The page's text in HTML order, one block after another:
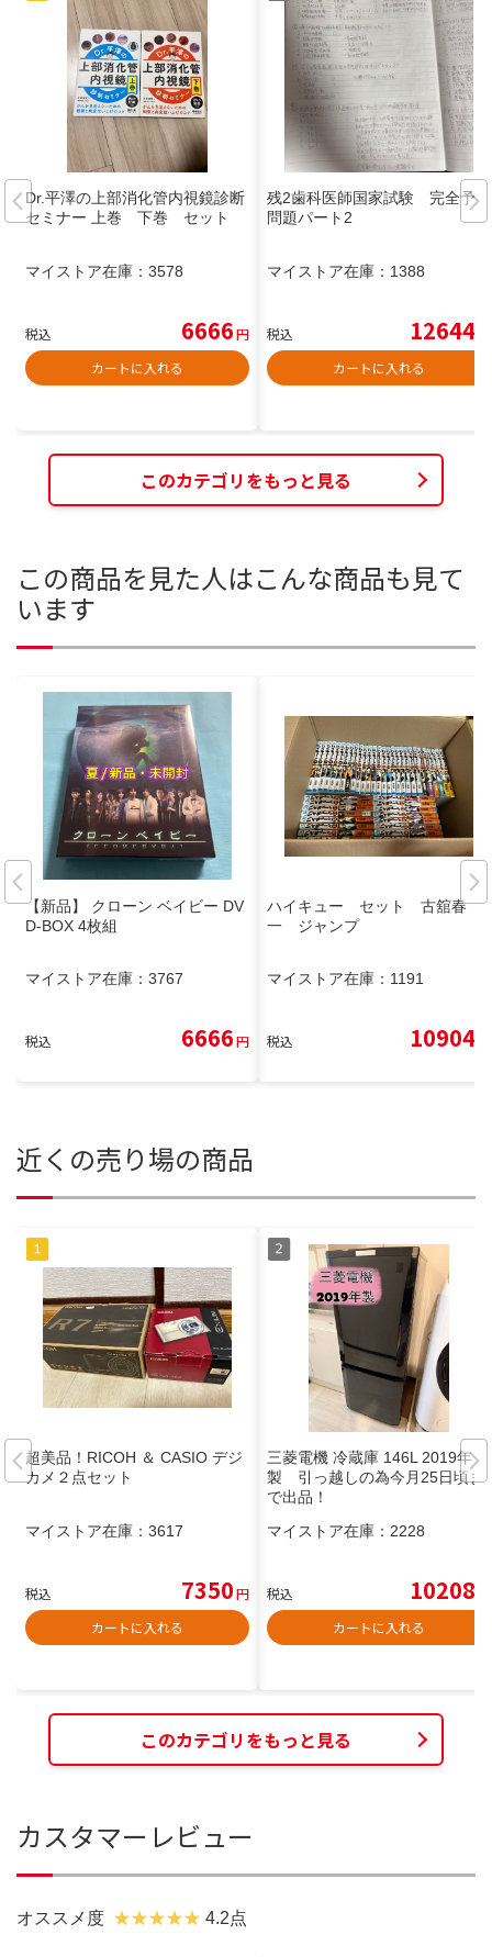
Dr.平澤の上部消化管内視鏡診断
セミナー 上巻 下巻 セット
マイストア在庫： 3578
税込 6666円
カートに入れる
残2歯科医師国家試験 完全予想
問題パート2
マイストア在庫： 1388
税込 12644
カートに入れる
このカテゴリをもっと見る
この商品を見た人はこんな商品も見て
います
【新品】 クローン ベイビー DV
D-BOX 4枚組
マイストア在庫： 3767
税込 6666円
ハイキュー セット 古舘春
一 ジャンプ
マイストア在庫： 1191
税込 10904
近くの売り場の商品
超美品！RICOH ＆ CASIO デジ
カメ２点セット
マイストア在庫： 3617
税込 7350円
カートに入れる
三菱電機 冷蔵庫 146L 2019年
製 引っ越しの為今月25日頃ま
で出品！
マイストア在庫： 2228
税込 10208
カートに入れる
このカテゴリをもっと見る
カスタマーレビュー
オススメ度 4.2点